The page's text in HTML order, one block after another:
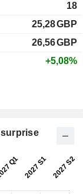
18
25,28GBP
26,56GBP
+5,08%